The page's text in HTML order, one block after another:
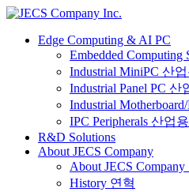
Edge Computing & AI PC
Embedded
Industrial MiniPC 산
Industrial Panel PC 산
Industrial
IPC Peripherals 산업
R&D Solutions
About JECS Company
About JECS
History 연혁